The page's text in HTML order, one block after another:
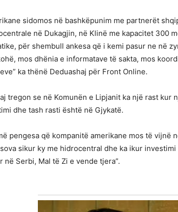
sidomos në bashkëpunim me partnerët
në Dukagjin, në Klinë me kapacitet 300
për shembull ankesa që i kemi pasur ne në
mos dhënia e informatave të sakta, mos
ka thënë Deduashaj për Front Online.
tregon se në Komunën e Lipjanit ka një rast
dhe tash rasti është në Gjykatë.
pengesa që kompanitë amerikane mos të vijnë
sikur ky me hidrocentral dhe ka ikur
në Serbi, Mal të Zi e vende tjera”.